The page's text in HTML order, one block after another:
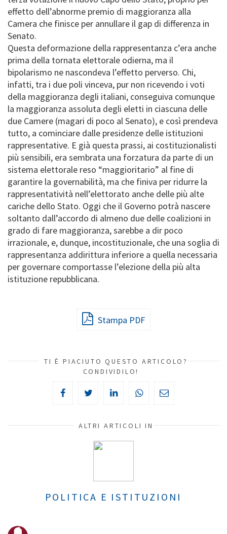
effetto dell’abnorme premio di maggioranza alla
Camera che finisce per annullare il gap di differenza in
Senato.
Questa deformazione della rappresentanza c’era anche
prima della tornata elettorale odierna, ma il
bipolarismo ne nascondeva l’effetto perverso. Chi,
infatti, tra i due poli vinceva, pur non ricevendo i voti
della maggioranza degli italiani, conseguiva comunque
la maggioranza assoluta degli eletti in ciascuna delle
due Camere (magari di poco al Senato), e così prendeva
tutto, a cominciare dalle presidenze delle istituzioni
rappresentative. E già questa prassi, ai costituzionalisti
più sensibili, era sembrata una forzatura da parte di un
sistema elettorale reso “maggioritario” al fine di
garantire la governabilità, ma che finiva per ridurre la
rappresentatività nell’elettorato anche delle più alte
cariche dello Stato. Oggi che il Governo potrà nascere
soltanto dall’accordo di almeno due delle coalizioni in
grado di fare maggioranza, sarebbe a dir poco
irrazionale, e, dunque, incostituzionale, che una soglia di
rappresentanza addirittura inferiore a quella necessaria
per governare comportasse l’elezione della più alta
istituzione repubblicana.
Stampa PDF
TI È PIACIUTO QUESTO ARTICOLO?
CONDIVIDILO!
ALTRI ARTICOLI IN
POLITICA E ISTITUZIONI